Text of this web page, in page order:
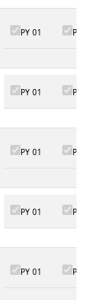
PY 01 PY 02
PY 01 PY 02
PY 01 PY 02
PY 01 PY 02
PY 01 PY 02